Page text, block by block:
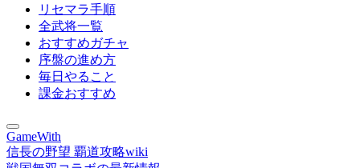
リセマラ手順
全武将一覧
おすすめガチャ
序盤の進め方
毎日やること
課金おすすめ
GameWith
信長の野望 覇道攻略wiki